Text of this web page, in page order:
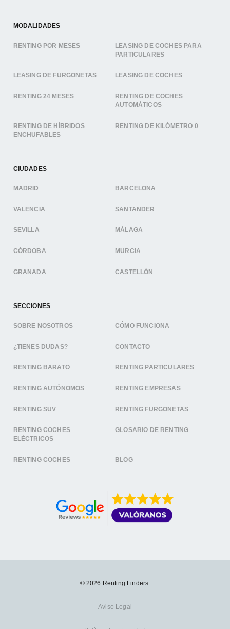
MODALIDADES
RENTING POR MESES
LEASING DE COCHES PARA
PARTICULARES
LEASING DE FURGONETAS LEASING DE COCHES
RENTING 24 MESES
RENTING DE COCHES
AUTOMÁTICOS
RENTING DE HÍBRIDOS
ENCHUFABLES
RENTING DE KILÓMETRO 0
CIUDADES
MADRID BARCELONA
VALENCIA SANTANDER
SEVILLA MÁLAGA
CÓRDOBA MURCIA
GRANADA CASTELLÓN
SECCIONES
SOBRE NOSOTROS CÓMO FUNCIONA
¿TIENES DUDAS? CONTACTO
RENTING BARATO RENTING PARTICULARES
RENTING AUTÓNOMOS RENTING EMPRESAS
RENTING SUV RENTING FURGONETAS
RENTING COCHES
ELÉCTRICOS
GLOSARIO DE RENTING
RENTING COCHES BLOG
© 2026 Renting Finders.
Aviso Legal